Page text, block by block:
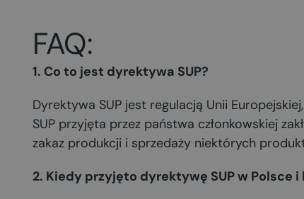
FAQ:
1. Co to jest dyrektywa SUP?
Dyrektywa SUP jest regulacją Unii
SUP przyjęta przez państwa członkowskiej
zakaz produkcji i sprzedaży niektórych
2. Kiedy przyjęto dyrektywę SUP w Polsce